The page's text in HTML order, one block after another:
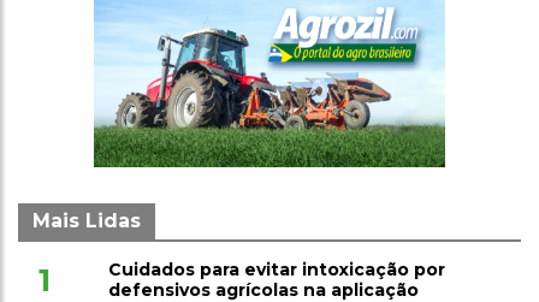
Mais Lidas
1
Cuidados para evitar intoxicação por
defensivos agrícolas na aplicação